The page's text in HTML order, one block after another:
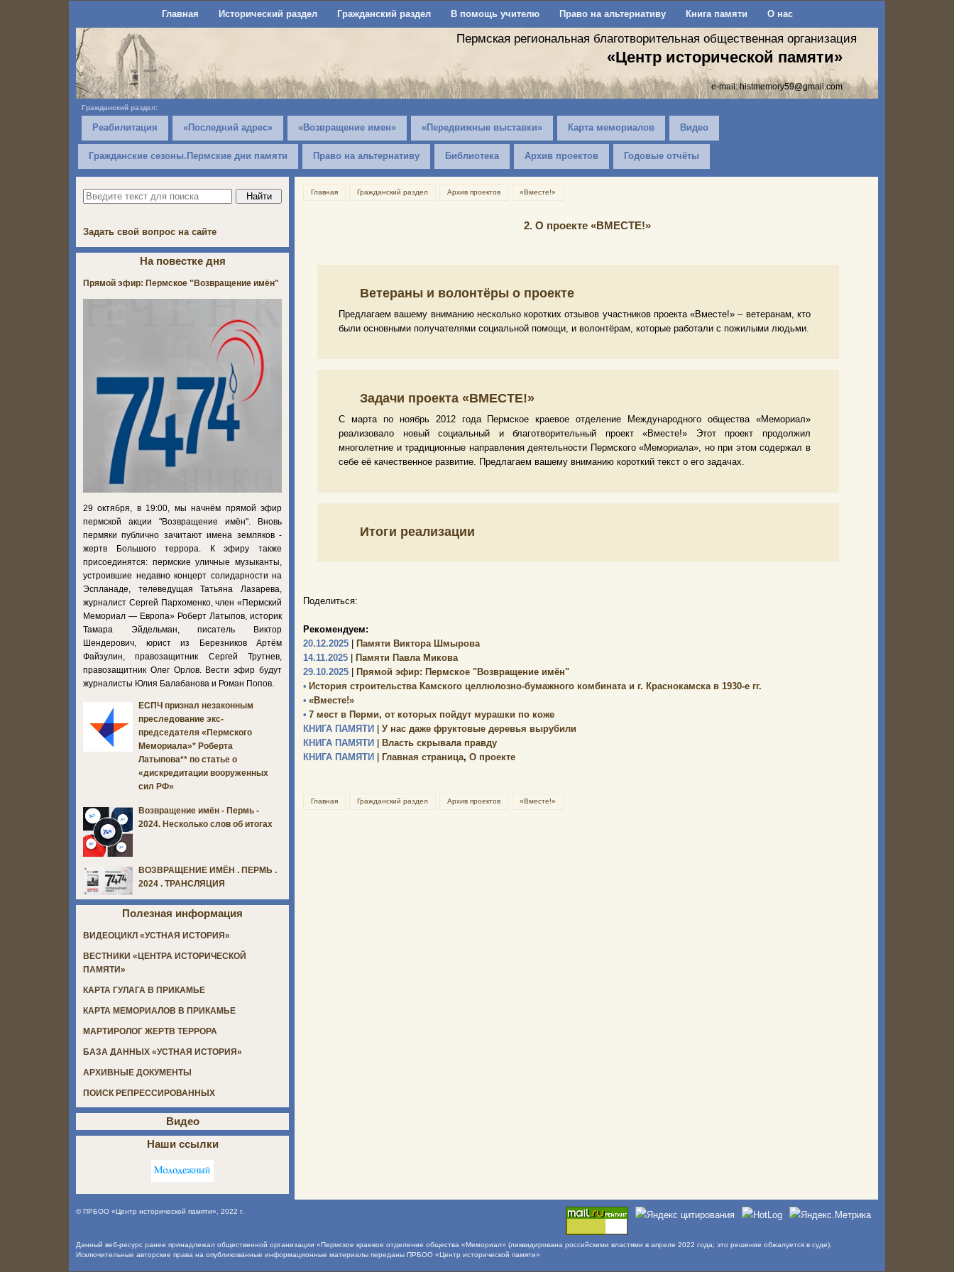
Главная Исторический раздел Гражданский раздел В помощь учителю Право на альтернативу Книга памяти О нас
Пермская региональная благотворительная общественная организация
«Центр исторической памяти»
e-mail:histmemory59@gmail.com
Гражданский раздел:
Реабилитация «Последний адрес» «Возвращение имен» «Передвижные выставки» Карта мемориалов Видео
Гражданские сезоны.Пермские дни памяти Право на альтернативу Библиотека Архив проектов Годовые отчёты
Главная Гражданский раздел Архив проектов «Вместе!»
2. О проекте «ВМЕСТЕ!»
Ветераны и волонтёры о проекте
Предлагаем вашему вниманию несколько коротких отзывов участников проекта «Вместе!» – ветеранам, кто
были основными получателями социальной помощи, и волонтёрам, которые работали с пожилыми людьми.
Задачи проекта «ВМЕСТЕ!»
С марта по ноябрь 2012 года Пермское краевое отделение Международного общества «Мемориал»
реализовало новый социальный и благотворительный проект «Вместе!» Этот проект продолжил
многолетние и традиционные направления деятельности Пермского «Мемориала», но при этом содержал в
себе её качественное развитие. Предлагаем вашему вниманию короткий текст о его задачах.
Итоги реализации
Поделиться:
Рекомендуем:
20.12.2025
Памяти Виктора Шмырова
14.11.2025
Памяти Павла Микова
29.10.2025
Прямой эфир: Пермское "Возвращение имён"
• История строительства Камского целлюлозно-бумажного комбината и г. Краснокамска в 1930-е гг.
• «Вместе!»
• 7 мест в Перми, от которых пойдут мурашки по коже
КНИГА ПАМЯТИ
У нас даже фруктовые деревья вырубили
КНИГА ПАМЯТИ
Власть скрывала правду
КНИГА ПАМЯТИ
Главная страница, О проекте
Главная Гражданский раздел Архив проектов «Вместе!»
Задать свой вопрос на сайте
На повестке дня
Прямой эфир: Пермское "Возвращение имён"
29 октября, в 19:00, мы начнём прямой эфир
пермской акции "Возвращение имён". Вновь
пермяки публично зачитают имена земляков -
жертв Большого террора. К эфиру также
присоединятся: пермские уличные музыканты,
устроившие недавно концерт солидарности на
Эспланаде, телеведущая Татьяна Лазарева,
журналист Сергей Пархоменко, член «Пермский
Мемориал — Европа» Роберт Латыпов, историк
Тамара Эйдельман, писатель Виктор
Шендерович, юрист из Березников Артём
Файзулин, правозащитник Сергей Трутнев,
правозащитник Олег Орлов. Вести эфир будут
журналисты Юлия Балабанова и Роман Попов.
ЕСПЧ признал незаконным
преследование экс-
председателя «Пермского
Мемориала»* Роберта
Латыпова** по статье о
«дискредитации вооруженных
сил РФ»
Возвращение имён - Пермь -
2024. Несколько слов об итогах
ВОЗВРАЩЕНИЕ ИМЁН . ПЕРМЬ .
2024 . ТРАНСЛЯЦИЯ
Полезная информация
ВИДЕОЦИКЛ «УСТНАЯ ИСТОРИЯ»
ВЕСТНИКИ «ЦЕНТРА ИСТОРИЧЕСКОЙ
ПАМЯТИ»
КАРТА ГУЛАГА В ПРИКАМЬЕ
КАРТА МЕМОРИАЛОВ В ПРИКАМЬЕ
МАРТИРОЛОГ ЖЕРТВ ТЕРРОРА
БАЗА ДАННЫХ «УСТНАЯ ИСТОРИЯ»
АРХИВНЫЕ ДОКУМЕНТЫ
ПОИСК РЕПРЕССИРОВАННЫХ
Видео
Наши ссылки
©ПРБОО «Центр исторической памяти», 2022 г.
Данный веб-ресурс ранее принадлежал общественной организации «Пермское краевое отделение общества «Мемориал» (ликвидирована российскими властями в апреле 2022 года; это решение обжалуется в суде).
Исключительные авторские права на опубликованные информационные материалы переданы ПРБОО «Центр исторической памяти»